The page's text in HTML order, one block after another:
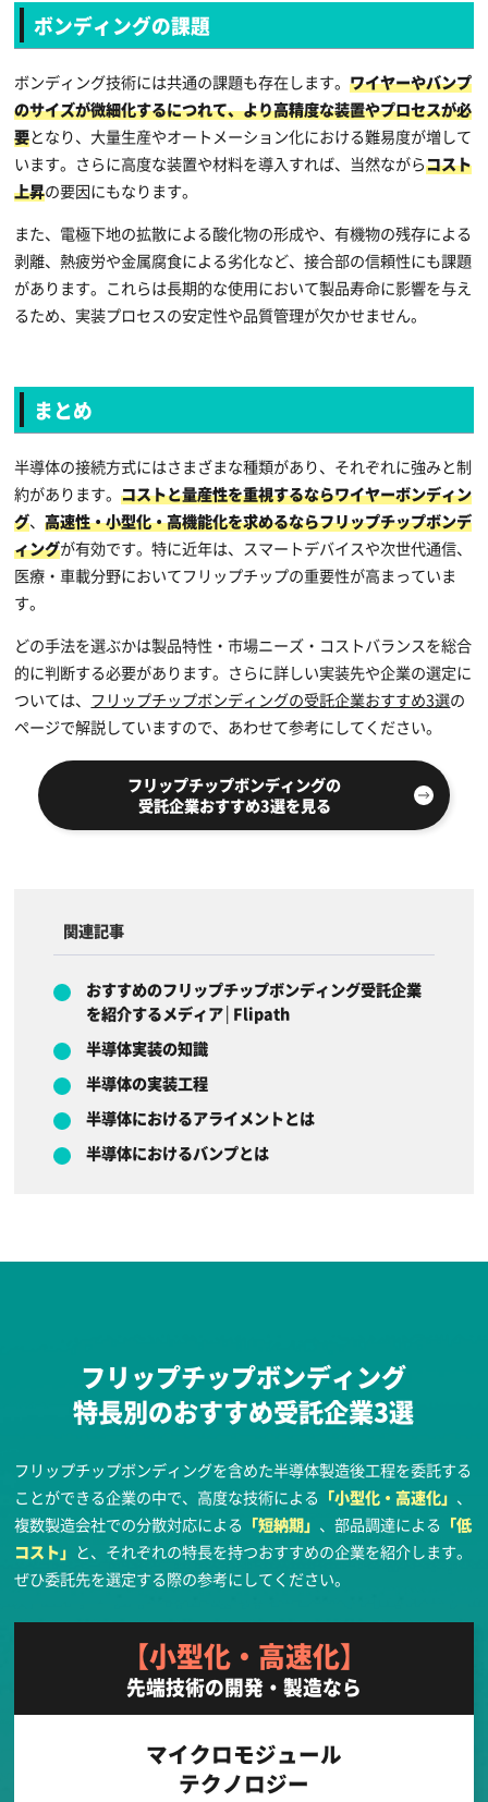
ボンディングの課題
ボンディング技術には共通の課題も存在します。ワイヤーやバンプ
のサイズが微細化するにつれて、より高精度な装置やプロセスが必
要となり、大量生産やオートメーション化における難易度が増して
います。さらに高度な装置や材料を導入すれば、当然ながらコスト
上昇の要因にもなります。
また、電極下地の拡散による酸化物の形成や、有機物の残存による
剥離、熱疲労や金属腐食による劣化など、接合部の信頼性にも課題
があります。これらは長期的な使用において製品寿命に影響を与え
るため、実装プロセスの安定性や品質管理が欠かせません。
まとめ
半導体の接続方式にはさまざまな種類があり、それぞれに強みと制
約があります。コストと量産性を重視するならワイヤーボンディン
グ、高速性・小型化・高機能化を求めるならフリップチップボンデ
ィングが有効です。特に近年は、スマートデバイスや次世代通信、
医療・車載分野においてフリップチップの重要性が高まっていま
す。
どの手法を選ぶかは製品特性・市場ニーズ・コストバランスを総合
的に判断する必要があります。さらに詳しい実装先や企業の選定に
ついては、 フリップチップボンディングの受託企業おすすめ3選の
ページで解説していますので、あわせて参考にしてください。
フリップチップボンディングの
受託企業おすすめ3選を見る
関連記事
おすすめのフリップチップボンディング受託企業
を紹介するメディア│Flipath
半導体実装の知識
半導体の実装工程
半導体におけるアライメントとは
半導体におけるバンプとは
フリップチップボンディング
特長別のおすすめ受託企業3選
フリップチップボンディングを含めた半導体製造後工程を委託する
ことができる企業の中で、高度な技術による 「小型化・高速化」 、
複数製造会社での分散対応による 「短納期」 、部品調達による 「低
コスト」 と、それぞれの特長を持つおすすめの企業を紹介します。
ぜひ委託先を選定する際の参考にしてください。
【小型化・高速化】
先端技術の開発・製造なら
マイクロモジュール
テクノロジー